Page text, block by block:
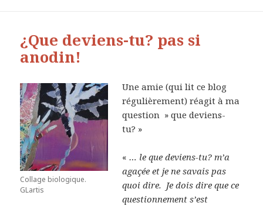
¿Que deviens-tu? pas si
anodin!
Collage biologique.
GLartis
Une amie (qui lit ce blog
régulièrement) réagit à ma
question » que deviens-
tu? »
«… le que deviens-tu? m’a
agaçée et je ne savais pas
quoi dire. Je dois dire que ce
questionnement s’est